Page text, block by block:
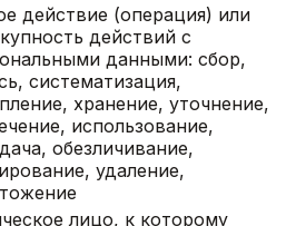
действие (операция) или
действий с
данными: сбор,
систематизация,
хранение, уточнение,
использование,
обезличивание,
удаление,
лицо, к которому